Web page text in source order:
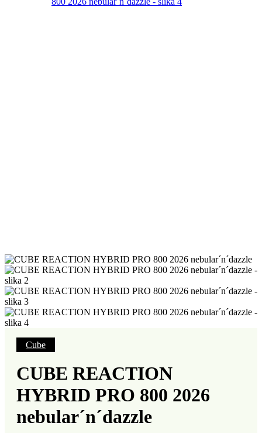
Cube
CUBE REACTION
HYBRID PRO 800 2026
nebular´n´dazzle